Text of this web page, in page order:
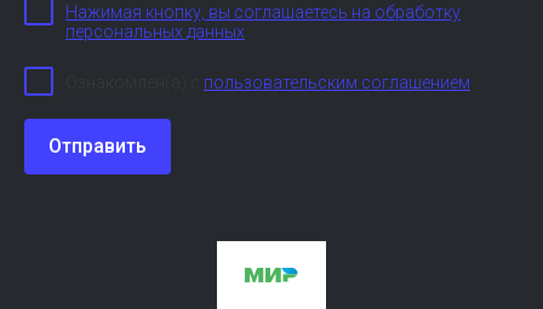
Нажимая кнопку, вы соглашаетесь на обработку
персональных данных
пользовательским соглашением
Отправить